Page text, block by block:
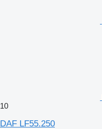
10
DAF LF55.250